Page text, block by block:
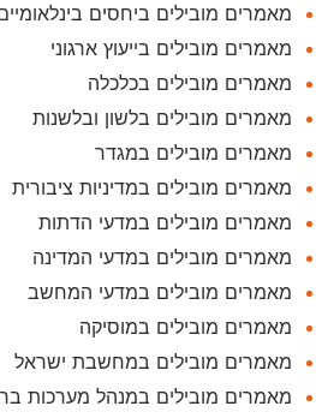
מאמרים מובילים ביחסים
מאמרים מובילים בייעוץ ארגוני
מאמרים מובילים בכלכלה
מאמרים מובילים בלשון ובלשנות
מאמרים מובילים במגדר
מאמרים מובילים במדיניות ציבורית
מאמרים מובילים במדעי הדתות
מאמרים מובילים במדעי המדינה
מאמרים מובילים במדעי המחשב
מאמרים מובילים במוסיקה
מאמרים מובילים במחשבת ישראל
מאמרים מובילים במנהל מערכות